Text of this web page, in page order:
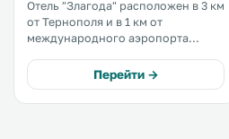
Отель "Злагода" расположен в 3 км
от Тернополя и в 1 км от
международного аэропорта
сауна, бассейн и детская игровая
площадка. На всей территории
предоставляется бесплатный Wi-
Перейти →